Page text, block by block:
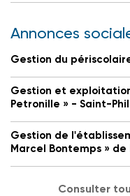
Annonces
Gestion du
Gestion et
Petronille » - Saint-
Gestion de
Marcel Bontemps »
Consulter